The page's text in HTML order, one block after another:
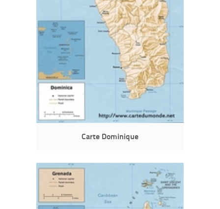
Carte Dominique